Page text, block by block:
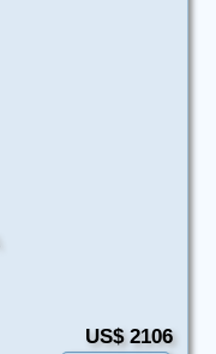
US$ 2106